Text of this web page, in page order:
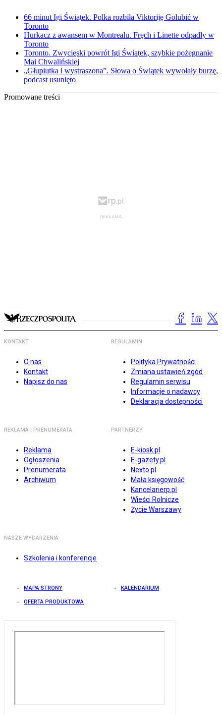
66 minut Igi Świątek. Polka rozbiła Viktoriję Golubić w
Toronto
Hurkacz z awansem w Montrealu. Fręch i Linette odpadły w
Toronto
Toronto. Zwycięski powrót Igi Świątek, szybkie pożegnanie
Mai Chwalińskiej
„Głupiutka i wystraszona”. Słowa o Świątek wywołały burzę,
podcast usunięto
Promowane treści
KONTAKT
O nas
Kontakt
Napisz do nas
REGULAMIN
Polityka Prywatności
Zmiana ustawień zgód
Regulamin serwisu
Informacje o nadawcy
Deklaracja dostępności
REKLAMA I PRENUMERATA
Reklama
Ogłoszenia
Prenumerata
Archiwum
PARTNERZY
E-kiosk.pl
E-gazety.pl
Nexto.pl
Mała księgowość
Kancelarierp.pl
Wieści Rolnicze
Życie Warszawy
NASZE WYDARZENIA
Szkolenia i konferencje
MAPA STRONY KALENDARIUM
OFERTA PRODUKTOWA